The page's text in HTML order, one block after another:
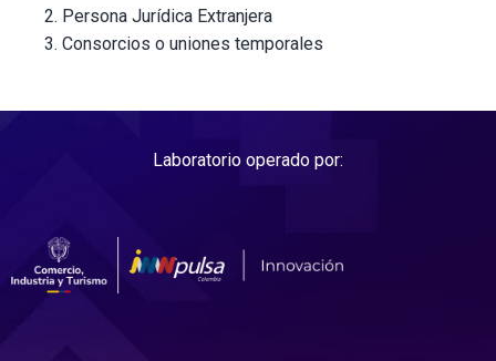
Persona Jurídica Extranjera
Consorcios o uniones temporales
Laboratorio operado por: